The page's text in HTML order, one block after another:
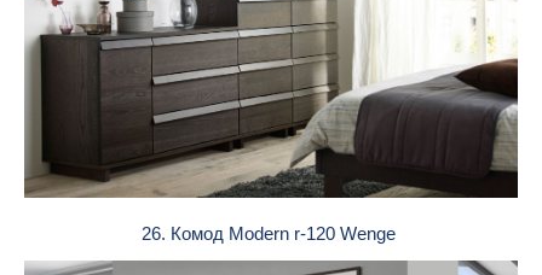
26. Комод Modern r-120 Wenge